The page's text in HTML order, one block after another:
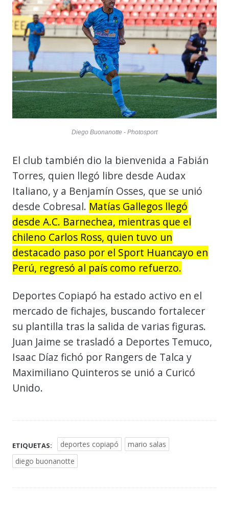
Diego Buonanotte - Photosport
El club también dio la bienvenida a Fabián
Torres, quien llegó libre desde Audax
Italiano, y a Benjamín Osses, que se unió
desde Cobresal. Matías Gallegos llegó
desde A.C. Barnechea, mientras que el
chileno Carlos Ross, quien tuvo un
destacado paso por el Sport Huancayo en
Perú, regresó al país como refuerzo.
Deportes Copiapó ha estado activo en el
mercado de fichajes, buscando fortalecer
su plantilla tras la salida de varias figuras.
Juan Jaime se trasladó a Deportes Temuco,
Isaac Díaz fichó por Rangers de Talca y
Maximiliano Quinteros se unió a Curicó
Unido.
ETIQUETAS: deportes copiapó
mario salas
diego buonanotte